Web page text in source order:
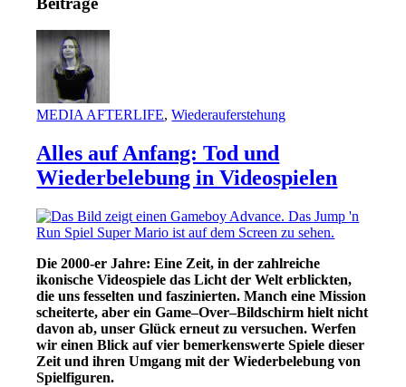
MEDIA AFTERLIFE,Wiederauferstehung
Alles auf Anfang: Tod und
Wiederbelebung in Videospielen
Die 2000-er Jahre: Eine Zeit, in der zahlreiche
ikonische Videospiele das Licht der Welt erblickten,
die uns fesselten undfaszinierten. Manch eine Mission
scheiterte, aber einGame–Over–Bildschirm hielt nicht
davon ab, unser Glück erneut zuversuchen.Werfen
wir einen Blick auf vierbemerkenswerteSpiele dieser
Zeitund ihren Umgang mit der Wiederbelebung von
Spielfiguren.